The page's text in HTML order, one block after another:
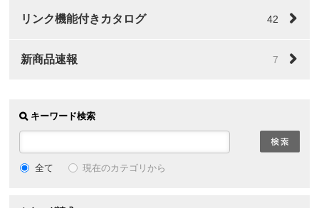
リンク機能付きカタログ 42
新商品速報 7
キーワード検索
全て 現在のカテゴリから